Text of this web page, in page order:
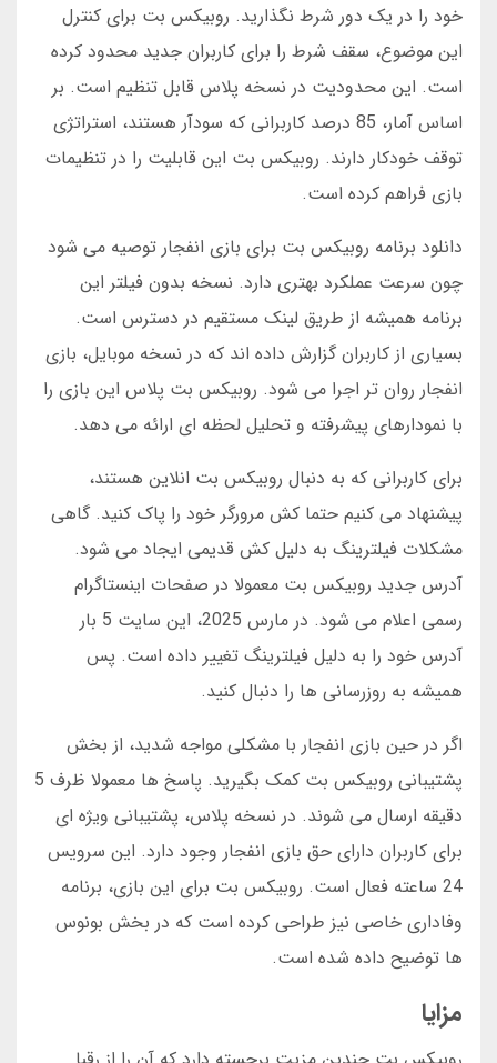
خود را در یک دور شرط نگذارید. روبیکس بت برای کنترل
این موضوع، سقف شرط را برای کاربران جدید محدود کرده
است. این محدودیت در نسخه پلاس قابل تنظیم است. بر
اساس آمار، 85 درصد کاربرانی که سودآر هستند، استراتژی
توقف خودکار دارند. روبیکس بت این قابلیت را در تنظیمات
بازی فراهم کرده است.
دانلود برنامه روبیکس بت برای بازی انفجار توصیه می شود
چون سرعت عملکرد بهتری دارد. نسخه بدون فیلتر این
برنامه همیشه از طریق لینک مستقیم در دسترس است.
بسیاری از کاربران گزارش داده اند که در نسخه موبایل، بازی
انفجار روان تر اجرا می شود. روبیکس بت پلاس این بازی را
با نمودارهای پیشرفته و تحلیل لحظه ای ارائه می دهد.
برای کاربرانی که به دنبال روبیکس بت انلاین هستند،
پیشنهاد می کنیم حتما کش مرورگر خود را پاک کنید. گاهی
مشکلات فیلترینگ به دلیل کش قدیمی ایجاد می شود.
آدرس جدید روبیکس بت معمولا در صفحات اینستاگرام
رسمی اعلام می شود. در مارس 2025، این سایت 5 بار
آدرس خود را به دلیل فیلترینگ تغییر داده است. پس
همیشه به روزرسانی ها را دنبال کنید.
اگر در حین بازی انفجار با مشکلی مواجه شدید، از بخش
پشتیبانی روبیکس بت کمک بگیرید. پاسخ ها معمولا ظرف 5
دقیقه ارسال می شوند. در نسخه پلاس، پشتیبانی ویژه ای
برای کاربران دارای حق بازی انفجار وجود دارد. این سرویس
24 ساعته فعال است. روبیکس بت برای این بازی، برنامه
وفاداری خاصی نیز طراحی کرده است که در بخش بونوس
ها توضیح داده شده است.
مزایا